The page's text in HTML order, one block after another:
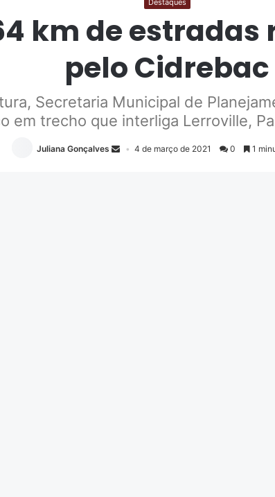
Destaques
km de
pelo Cidrebac
Secretaria Municipal de
em trecho que interliga Lerroville,
Juliana Gonçalves 4 de março de 2021 0 1